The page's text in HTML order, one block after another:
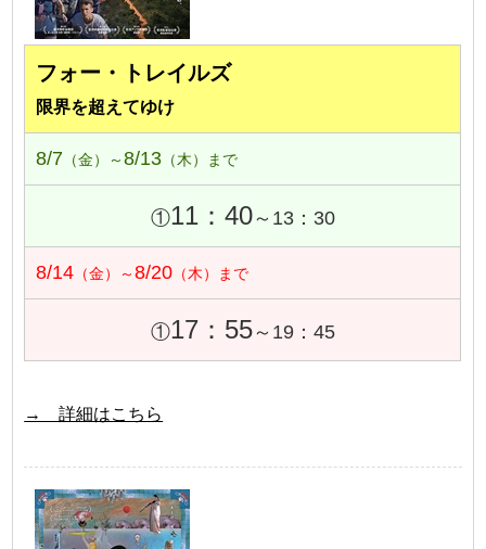
フォー・トレイルズ
限界を超えてゆけ
8/7 （金）～8/13 （木）まで
①11：40～13：30
8/14 （金）～8/20 （木）まで
①17：55～19：45
→ 詳細はこちら